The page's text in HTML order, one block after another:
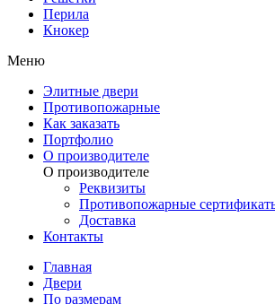
Перила
Кнокер
Меню
Элитные двери
Противопожарные
Как заказать
Портфолио
О производителе
О производителе
Реквизиты
Противопожарные
Доставка
Контакты
Главная
Двери
По размерам